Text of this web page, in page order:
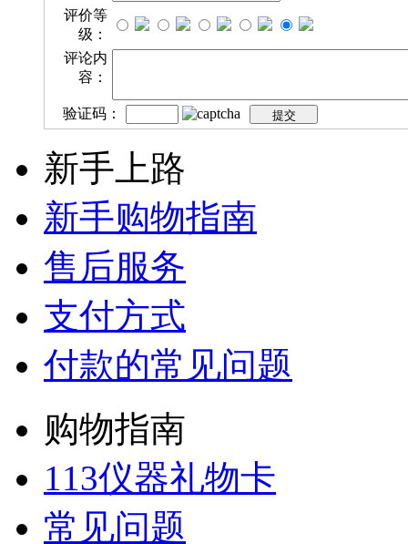
评价等
级：
评论内
容：
验证码：
新手上路
新手购物指南
售后服务
支付方式
付款的常见问题
购物指南
113仪器礼物卡
常见问题